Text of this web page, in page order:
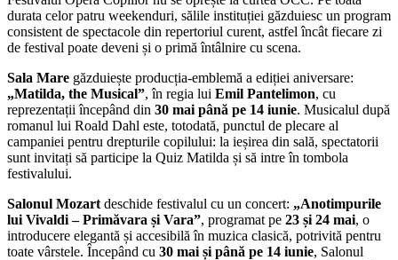
durata celor patru weekenduri, sălile instituției găzduiesc un program
consistent de spectacole din repertoriul curent, astfel încât fiecare zi
de festival poate deveni și o primă întâlnire cu scena.
Sala Mare găzduiește producția-emblemă a ediției aniversare:
„Matilda, the Musical”, în regia lui Emil Pantelimon, cu
reprezentații începând din 30 mai până pe 14 iunie. Musicalul după
romanul lui Roald Dahl este, totodată, punctul de plecare al
campaniei pentru drepturile copilului: la ieșirea din sală, spectatorii
sunt invitați să participe la Quiz Matilda și să intre în tombola
festivalului.
Salonul Mozart deschide festivalul cu un concert: „Anotimpurile
lui Vivaldi – Primăvara și Vara”, programat pe 23 și 24 mai, o
introducere elegantă și accesibilă în muzica clasică, potrivită pentru
toate vârstele. Începând cu 30 mai și până pe 14 iunie, Salonul